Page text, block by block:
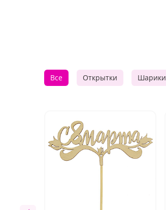
Все Открытки Шарики